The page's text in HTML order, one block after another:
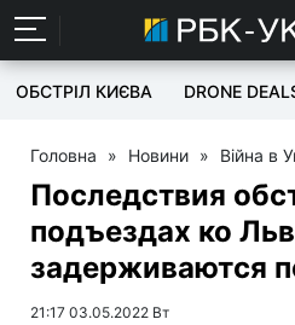
ОБСТРІЛ КИЄВА DRONE
Головна » Новини » Війна в
Последствия
подъездах ко
задерживаются
21:17 03.05.2022 Вт